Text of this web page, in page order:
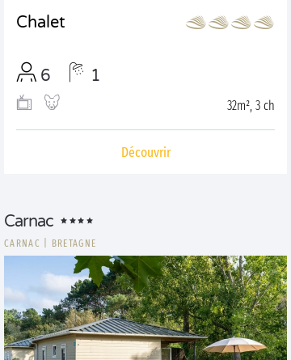
Chalet
6 1
32m², 3 ch
Découvrir
Carnac
CARNAC BRETAGNE